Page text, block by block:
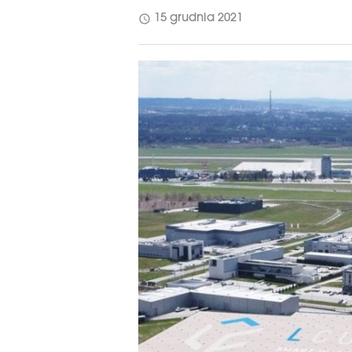
schedule 15 grudnia 2021